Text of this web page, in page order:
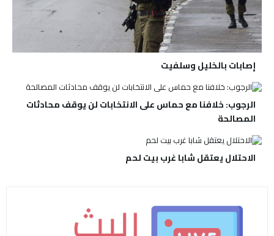
إصابات بالخليل وسلفيت
الرجوب: خلافنا مع حماس على الانتخابات لن يوقف محادثات
المصالحة
الاحتلال يعتقل شابا غرب بيت لحم